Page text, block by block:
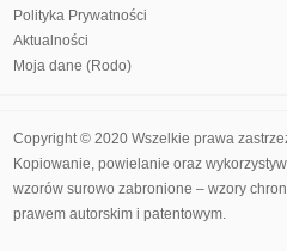
Polityka Prywatności
Aktualności
Moja dane (Rodo)
Copyright © 2020 Wszelkie prawa
Kopiowanie, powielanie oraz
wzorów surowo zabronione – wzory
prawem autorskim i patentowym.